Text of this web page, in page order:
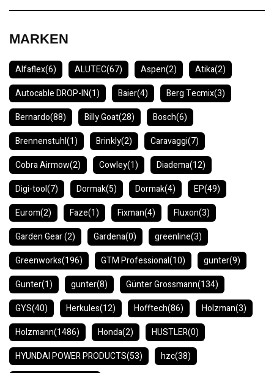
MARKEN
Alfaflex(6) ALUTEC(67) Aspen(2) Atika(2)
Autocable DROP-IN(1) Baier(4) Berg Tecmix(3)
Bernardo(88) Billy Goat(28) Bosch(6)
Brennenstuhl(1) Brinkly(2) Caravaggi(7)
Cobra Airmow(2) Cowley(1) Diadema(12)
Digi-tool(7) Dormak(5) Dormak(4) EP(49)
Eurom(2) Faze(1) Fixman(4) Fluxon(3)
Garden Gear(2) Gardena(0) greenline(3)
Greenworks(196) GTM Professional(10) gunter(9)
Gunter(1) gunter(8) Günter Grossmann(134)
GYS(40) Herkules(12) Hofftech(86) Holzman(3)
Holzmann(1486) Honda(2) HUSTLER(0)
HYUNDAI POWER PRODUCTS(53) hzc(38)